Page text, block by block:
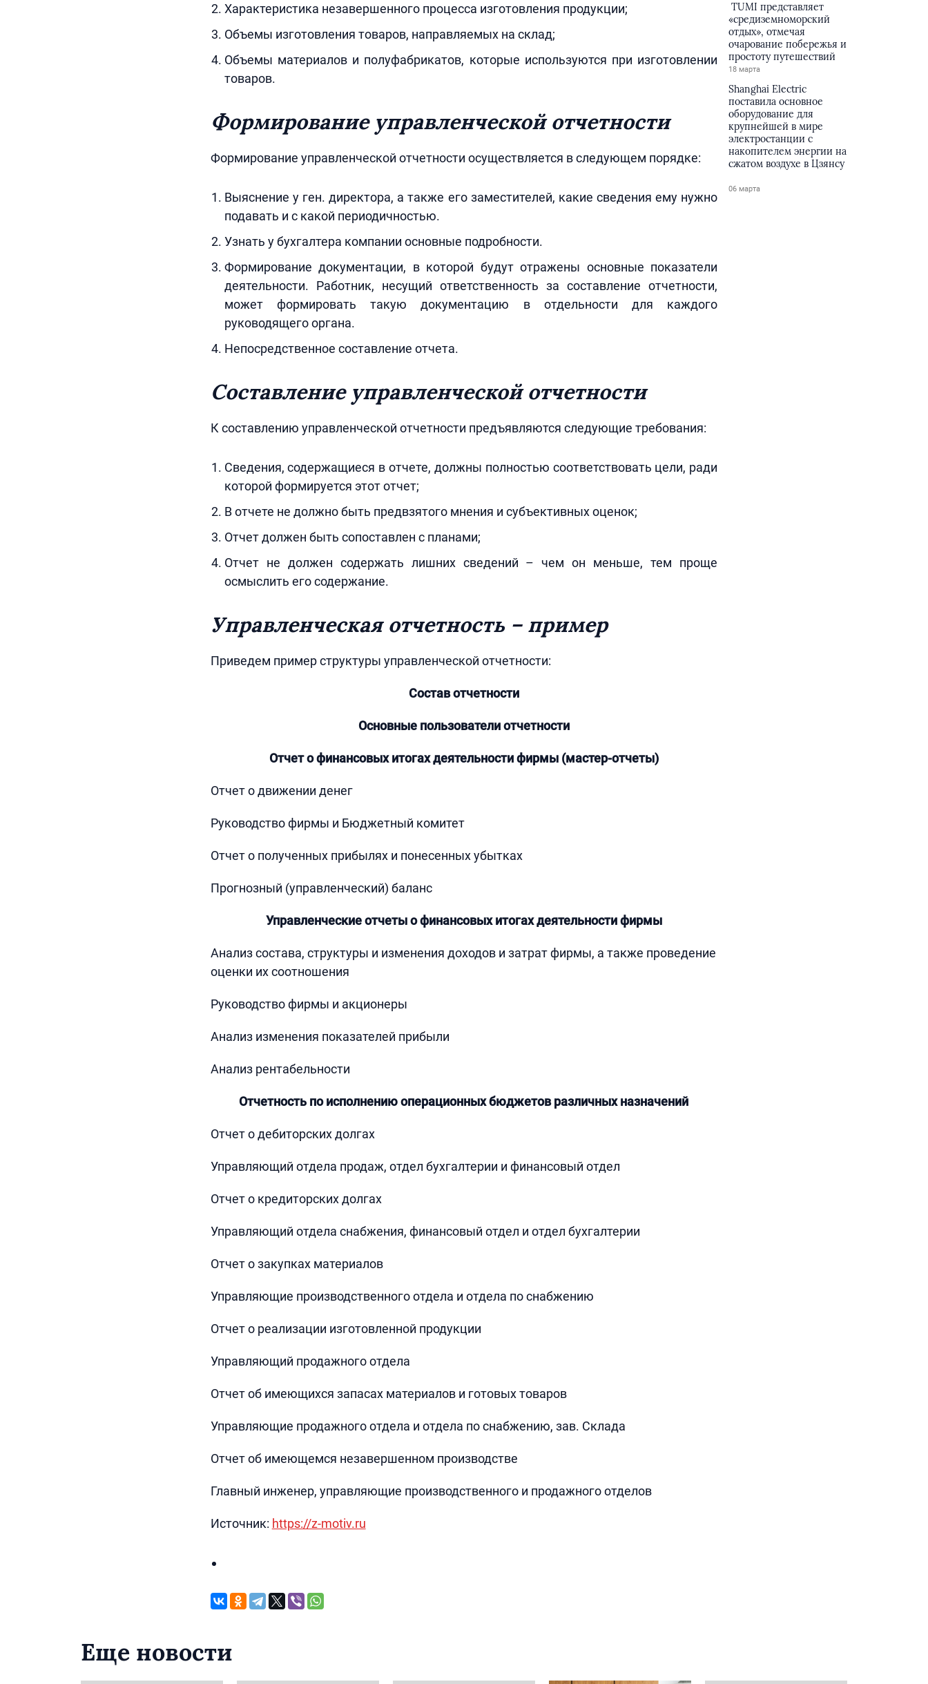
Характеристика незавершенного процесса изготовления продукции;
Объемы изготовления товаров, направляемых на склад;
Объемы материалов и полуфабрикатов, которые используются при изготовлении
товаров.
Формирование управленческой отчетности
Формирование управленческой отчетности осуществляется в следующем порядке:
Выяснение у ген. директора, а также его заместителей, какие сведения ему нужно
подавать и с какой периодичностью.
Узнать у бухгалтера компании основные подробности.
Формирование документации, в которой будут отражены основные показатели
деятельности. Работник, несущий ответственность за составление отчетности,
может формировать такую документацию в отдельности для каждого
руководящего органа.
Непосредственное составление отчета.
Составление управленческой отчетности
К составлению управленческой отчетности предъявляются следующие требования:
Сведения, содержащиеся в отчете, должны полностью соответствовать цели, ради
которой формируется этот отчет;
В отчете не должно быть предвзятого мнения и субъективных оценок;
Отчет должен быть сопоставлен с планами;
Отчет не должен содержать лишних сведений – чем он меньше, тем проще
осмыслить его содержание.
Управленческая отчетность – пример
Приведем пример структуры управленческой отчетности:
Состав отчетности
Основные пользователи отчетности
Отчет о финансовых итогах деятельности фирмы (мастер-отчеты)
Отчет о движении денег
Руководство фирмы и Бюджетный комитет
Отчет о полученных прибылях и понесенных убытках
Прогнозный (управленческий) баланс
Управленческие отчеты о финансовых итогах деятельности фирмы
Анализ состава, структуры и изменения доходов и затрат фирмы, а также проведение
оценки их соотношения
Руководство фирмы и акционеры
Анализ изменения показателей прибыли
Анализ рентабельности
Отчетность по исполнению операционных бюджетов различных назначений
Отчет о дебиторских долгах
Управляющий отдела продаж, отдел бухгалтерии и финансовый отдел
Отчет о кредиторских долгах
Управляющий отдела снабжения, финансовый отдел и отдел бухгалтерии
Отчет о закупках материалов
Управляющие производственного отдела и отдела по снабжению
Отчет о реализации изготовленной продукции
Управляющий продажного отдела
Отчет об имеющихся запасах материалов и готовых товаров
Управляющие продажного отдела и отдела по снабжению, зав. Склада
Отчет об имеющемся незавершенном производстве
Главный инженер, управляющие производственного и продажного отделов
Источник: https://z-motiv.ru
TUMI представляет
«средиземноморский
отдых», отмечая
очарование побережья и
простоту путешествий
18 марта
Shanghai Electric
поставила основное
оборудование для
крупнейшей в мире
электростанции с
накопителем энергии на
сжатом воздухе в Цзянсу
06 марта
Еще новости